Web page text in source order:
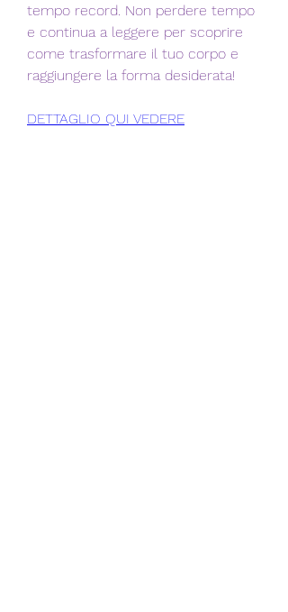
tempo record. Non perdere tempo
e continua a leggere per scoprire
come trasformare il tuo corpo e
raggiungere la forma desiderata!
DETTAGLIO QUI VEDERE